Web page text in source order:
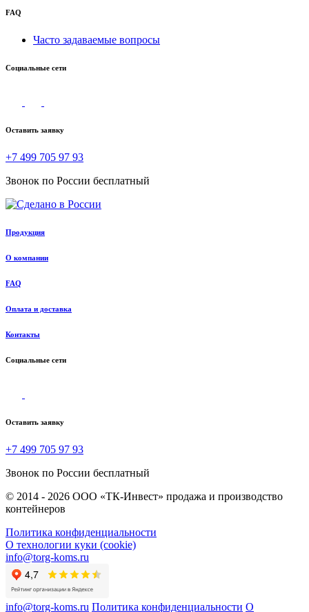
FAQ
Часто задаваемые вопросы
Социальные сети
Оставить заявку
+7 499 705 97 93
Звонок по России бесплатный
Продукция
О компании
FAQ
Оплата и доставка
Контакты
Социальные сети
Оставить заявку
+7 499 705 97 93
Звонок по России бесплатный
© 2014 - 2026 ООО «ТК-Инвест» продажа и производство
контейнеров
Политика конфиденциальности
О технологии куки (cookie)
info@torg-koms.ru
info@torg-koms.ru Политика конфиденциальности О